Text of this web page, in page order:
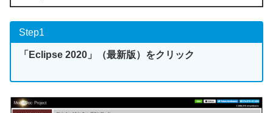
Step1
「Eclipse 2020」（最新版）をクリック